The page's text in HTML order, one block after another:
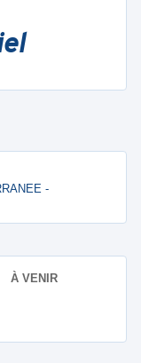
-
À VENIR